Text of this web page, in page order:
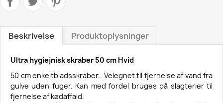
Beskrivelse Produktoplysninger
Ultra hygiejnisk skraber 50 cm Hvid
50 cm enkeltbladsskraber.. Velegnet til fjernelse af vand fra
gulve uden fuger. Kan med fordel bruges på slagterier til
fjernelse af kødaffald.